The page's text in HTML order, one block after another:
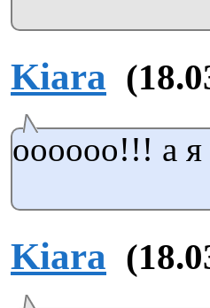
Kiara
оооооо!!! а
Kiara